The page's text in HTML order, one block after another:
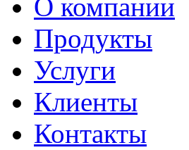
О компании
Продукты
Услуги
Клиенты
Контакты